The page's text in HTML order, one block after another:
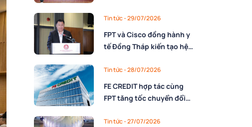
Tin tức- 29/07/2026
FPT và Cisco đồng hành y
tế Đồng Tháp kiến tạo hệ
nền tảng AI
Tin tức- 28/07/2026
FE CREDIT hợp tác cùng
FPT tăng tốc chuyển đổi
nhân lực
Tin tức- 27/07/2026